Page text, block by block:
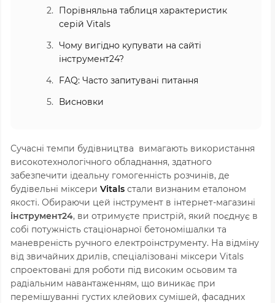
Порівняльна таблиця характеристик
серій Vitals
Чому вигідно купувати на сайті
інструмент24?
FAQ: Часто запитувані питання
Висновки
Сучасні темпи будівництва вимагають використання
високотехнологічного обладнання, здатного
забезпечити ідеальну гомогенність розчинів, де
будівельні міксери Vitals стали визнаним еталоном
якості. Обираючи цей інструмент в інтернет-магазині
інструмент24, ви отримуєте пристрій, який поєднує в
собі потужність стаціонарної бетономішалки та
маневреність ручного електроінструменту. На відміну
від звичайних дрилів, спеціалізовані міксери Vitals
спроектовані для роботи під високим осьовим та
радіальним навантаженням, що виникає при
перемішуванні густих клейових сумішей, фасадних